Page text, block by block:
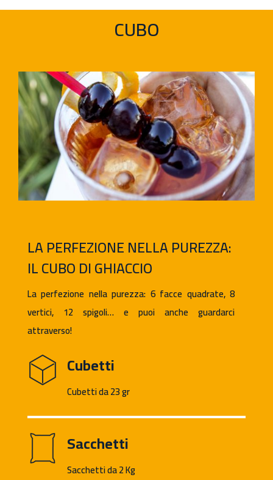
CUBO
LA PERFEZIONE NELLA PUREZZA:
IL CUBO DI GHIACCIO
La perfezione nella purezza: 6 facce quadrate, 8
vertici, 12 spigoli… e puoi anche guardarci
attraverso!
Cubetti
Cubetti da 23 gr
Sacchetti
Sacchetti da 2 Kg